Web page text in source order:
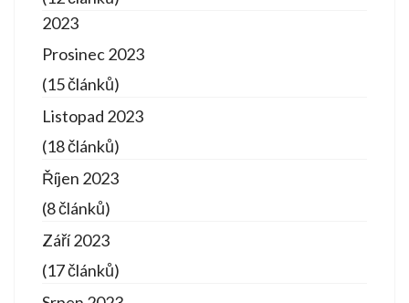
2023
Prosinec 2023
(15 článků)
Listopad 2023
(18 článků)
Říjen 2023
(8 článků)
Září 2023
(17 článků)